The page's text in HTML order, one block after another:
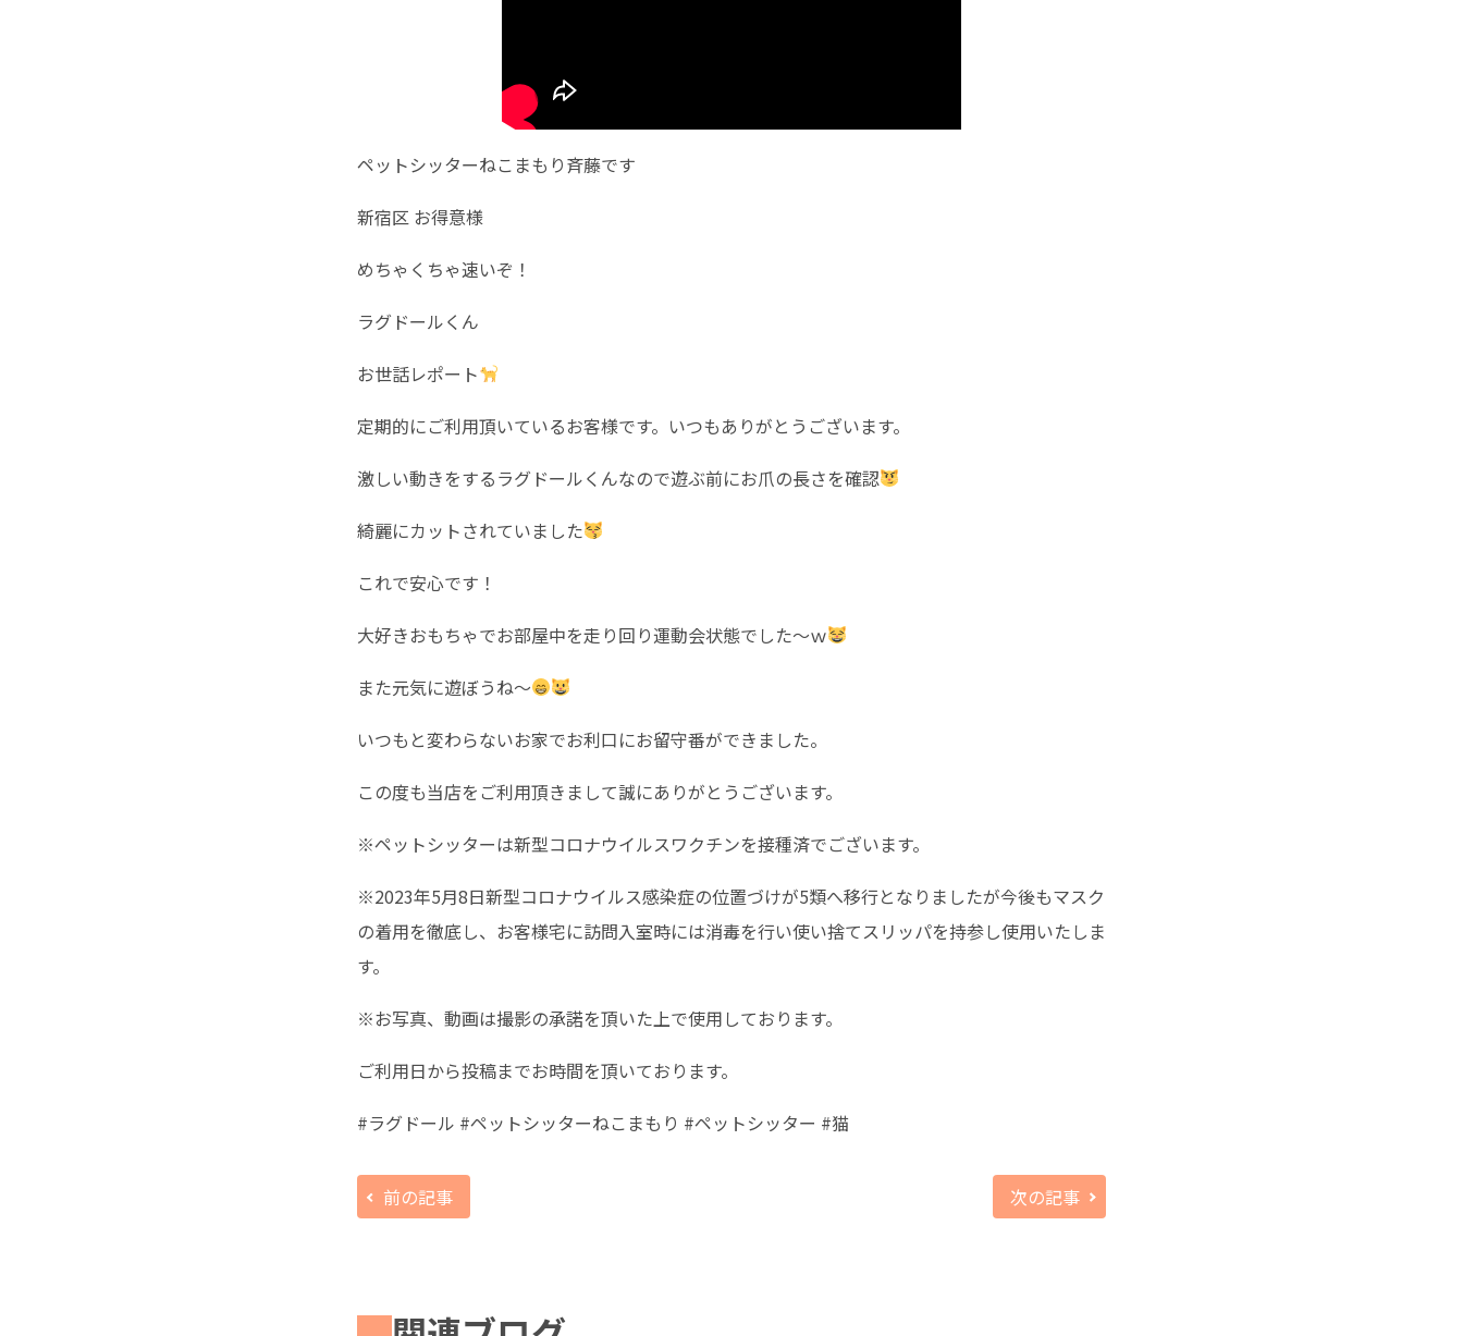
ペットシッターねこまもり斉藤です
新宿区 お得意様
めちゃくちゃ速いぞ！
ラグドールくん
お世話レポート
定期的にご利用頂いているお客様です。いつもありがとうございます。
激しい動きをするラグドールくんなので遊ぶ前にお爪の長さを確認
綺麗にカットされていました
これで安心です！
大好きおもちゃでお部屋中を走り回り運動会状態でした〜ｗ
また元気に遊ぼうね〜
いつもと変わらないお家でお利口にお留守番ができました。
この度も当店をご利用頂きまして誠にありがとうございます。
※ペットシッターは新型コロナウイルスワクチンを接種済でございます。
※2023年5月8日新型コロナウイルス感染症の位置づけが5類へ移行となりましたが今後もマスク
の着用を徹底し、お客様宅に訪問入室時には消毒を行い使い捨てスリッパを持参し使用いたしま
す。
※お写真、動画は撮影の承諾を頂いた上で使用しております。
ご利用日から投稿までお時間を頂いております。
#ラグドール #ペットシッターねこまもり #ペットシッター #猫
前の記事 次の記事